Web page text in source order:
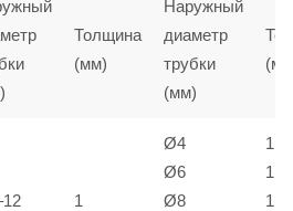
Толщина
(мм)
Наружный
диаметр
трубки
(мм)
1
Ø4
Ø6
Ø8
1
1
1,5